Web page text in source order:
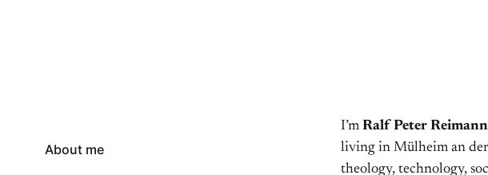
About me
I’m Ralf Peter Reimann
living in Mülheim an der
theology, technology,